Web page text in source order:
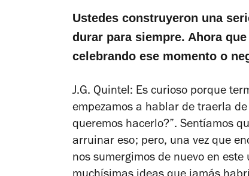
Ustedes construyeron una
durar para siempre. Ahora
celebrando ese momento o
J.G. Quintel: Es curioso porque
empezamos a hablar de traerla
queremos hacerlo?”. Sentíamos
arruinar eso; pero, una vez que
nos sumergimos de nuevo en